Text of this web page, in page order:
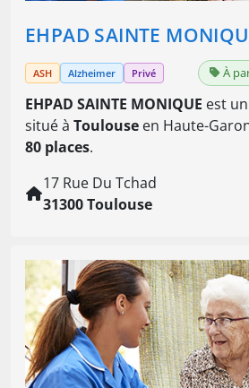
EHPAD SAINTE
ASH Alzheimer Privé À
EHPAD SAINTE MONIQUE est un
situé à Toulouse en Haute-
80 places.
17 Rue Du Tchad
31300 Toulouse